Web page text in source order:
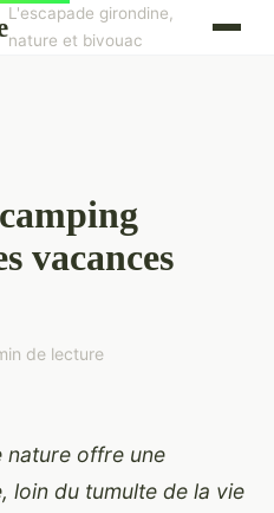
L'escapade girondine,
nature et bivouac
vacances
de lecture
nature offre une
loin du tumulte de la vie